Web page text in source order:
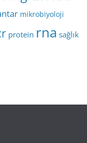
mikrobiyoloji
protein rna sağlık